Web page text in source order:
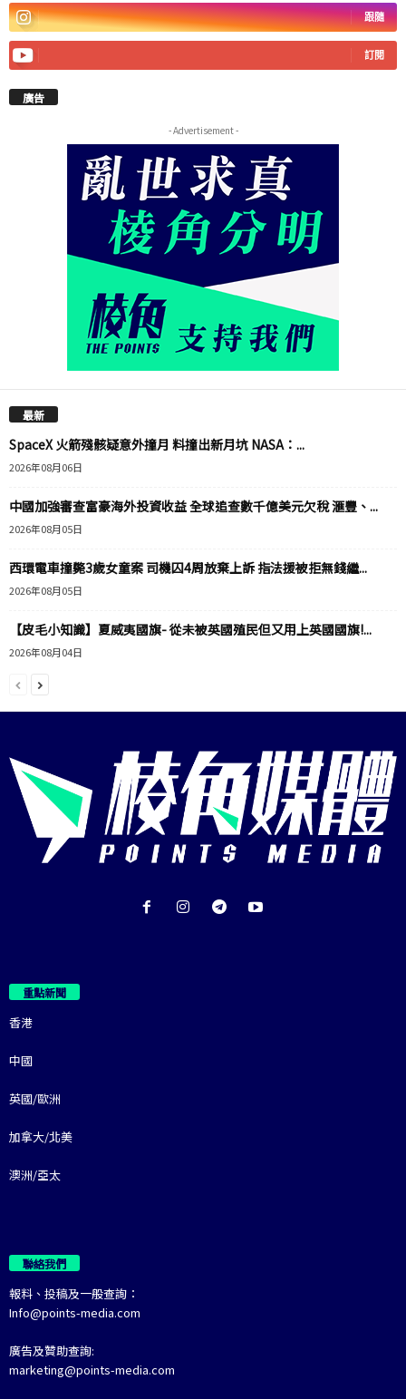
跟隨
訂閱
廣告
- Advertisement -
最新
SpaceX 火箭殘骸疑意外撞月 料撞出新月坑 NASA：...
2026年08月06日
中國加強審查富豪海外投資收益 全球追查數千億美元欠稅 滙豐、...
2026年08月05日
西環電車撞斃3歲女童案 司機囚4周放棄上訴 指法援被拒無錢繼...
2026年08月05日
【皮毛小知識】夏威夷國旗- 從未被英國殖民但又用上英國國旗!...
2026年08月04日
重點新聞
香港
中國
英國/歐洲
加拿大/北美
澳洲/亞太
聯絡我們
報料、投稿及一般查詢：
Info@points-media.com
廣告及贊助查詢:
marketing@points-media.com